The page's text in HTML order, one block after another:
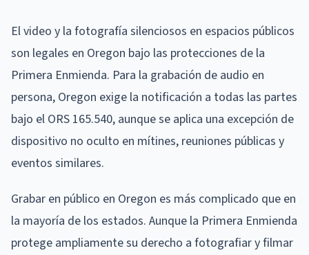
El video y la fotografía silenciosos en espacios públicos
son legales en Oregon bajo las protecciones de la
Primera Enmienda. Para la grabación de audio en
persona, Oregon exige la notificación a todas las partes
bajo el ORS 165.540, aunque se aplica una excepción de
dispositivo no oculto en mítines, reuniones públicas y
eventos similares.
Grabar en público en Oregon es más complicado que en
la mayoría de los estados. Aunque la Primera Enmienda
protege ampliamente su derecho a fotografiar y filmar